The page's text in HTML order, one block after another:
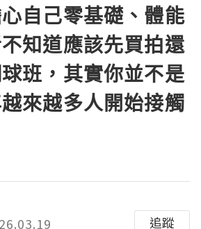
自己零基礎、體能
知道應該先買拍還
班，其實你並不是
來越多人開始接觸
追蹤